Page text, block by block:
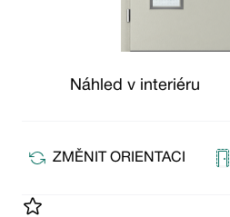
Náhled v interiéru
ZMĚNIT ORIENTACI